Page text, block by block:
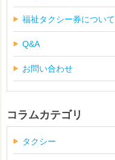
福祉タクシー券について
Q&A
お問い合わせ
コラムカテゴリ
タクシー